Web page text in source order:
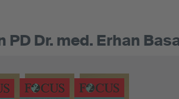
PD Dr. med. Erhan